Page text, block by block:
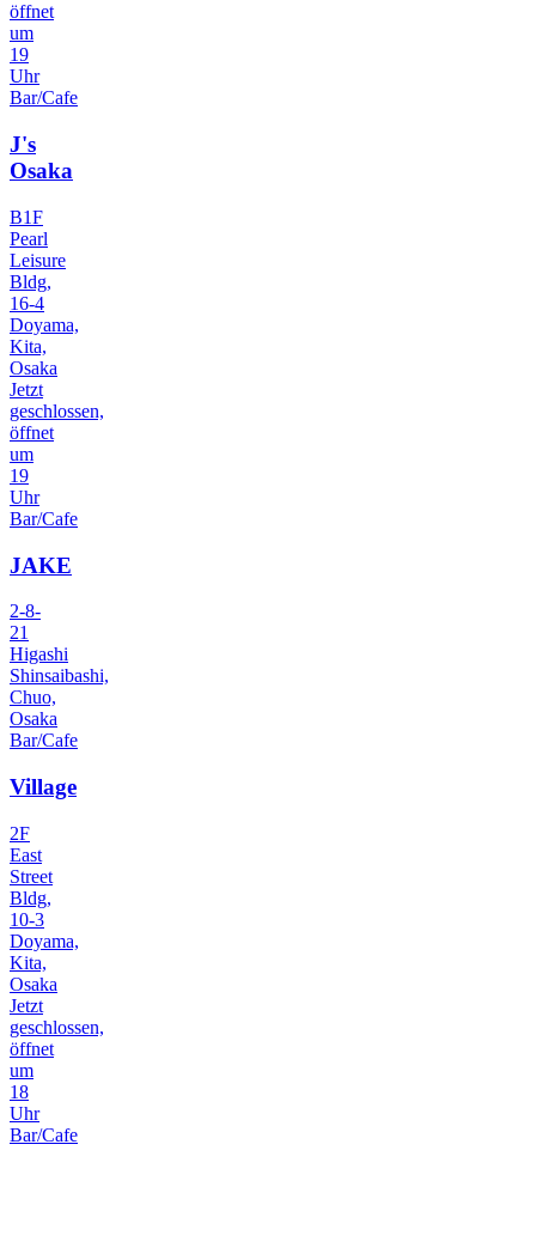
öffnet
um
19
Uhr
Bar/Cafe
J's
Osaka
B1F
Pearl
Leisure
Bldg,
16-4
Doyama,
Kita,
Osaka
Jetzt
geschlossen,
öffnet
um
19
Uhr
Bar/Cafe
JAKE
2-8-
21
Higashi
Shinsaibashi,
Chuo,
Osaka
Bar/Cafe
Village
2F
East
Street
Bldg,
10-3
Doyama,
Kita,
Osaka
Jetzt
geschlossen,
öffnet
um
18
Uhr
Bar/Cafe